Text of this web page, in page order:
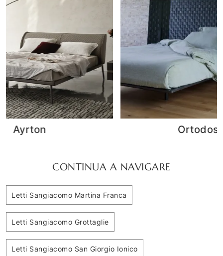
CONTINUA A NAVIGARE
Letti Sangiacomo Martina Franca
Letti Sangiacomo Grottaglie
Letti Sangiacomo San Giorgio Ionico